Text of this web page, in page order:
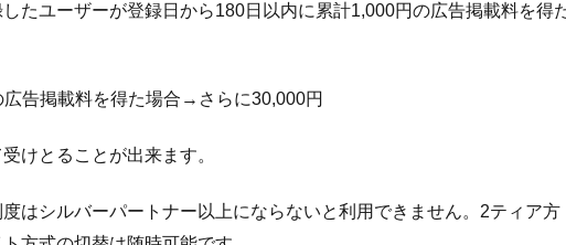
たユーザーが登録日から180日以内に累計1,000円の広告掲載料を得
告掲載料を得た場合→さらに30,000円
けとることが出来ます。
はシルバーパートナー以上にならないと利用できません。2ティア方